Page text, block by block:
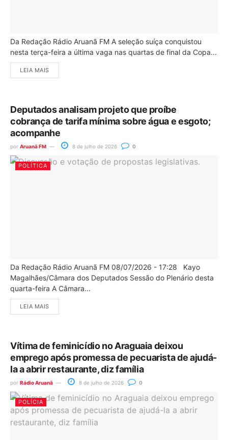
Da Redação Rádio Aruanã FM A seleção suíça conquistou
nesta terça-feira a última vaga nas quartas de final da Copa...
LEIA MAIS
Deputados analisam projeto que proíbe
cobrança de tarifa mínima sobre água e esgoto;
acompanhe
por Aruanã FM 8 de julho de 2026 0
POLÍTICA
Da Redação Rádio Aruanã FM 08/07/2026 - 17:28 Kayo
Magalhães/Câmara dos Deputados Sessão do Plenário desta
quarta-feira A Câmara...
LEIA MAIS
Vítima de feminicídio no Araguaia deixou
emprego após promessa de pecuarista de ajudá-
la a abrir restaurante, diz família
por Rádio Aruanã 8 de julho de 2026 0
POLÍCIA